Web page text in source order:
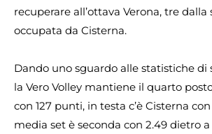
recuperare all’ottava Verona, tre dalla
occupata da Cisterna.
Dando uno sguardo alle statistiche di
la Vero Volley mantiene il quarto
con 127 punti, in testa c’è Cisterna con
media set è seconda con 2.49 dietro a